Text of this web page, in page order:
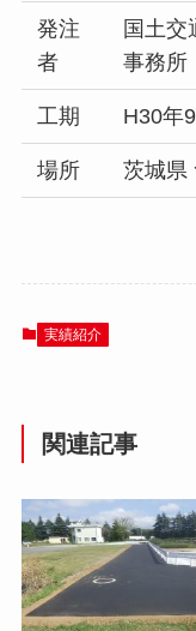
発注
者
国土交
事務所
工期 H30年
場所 茨城県
実績紹介
関連記事